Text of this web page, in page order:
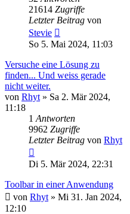
21614 Zugriffe
Letzter Beitrag von
Stevie
So 5. Mai 2024, 11:03
Versuche eine Lösung zu
finden... Und weiss gerade
nicht weiter.
von Rhyt » Sa 2. Mär 2024,
11:18
1 Antworten
9962 Zugriffe
Letzter Beitrag von Rhyt
Di 5. Mär 2024, 22:31
Toolbar in einer Anwendung
von Rhyt » Mi 31. Jan 2024,
12:10